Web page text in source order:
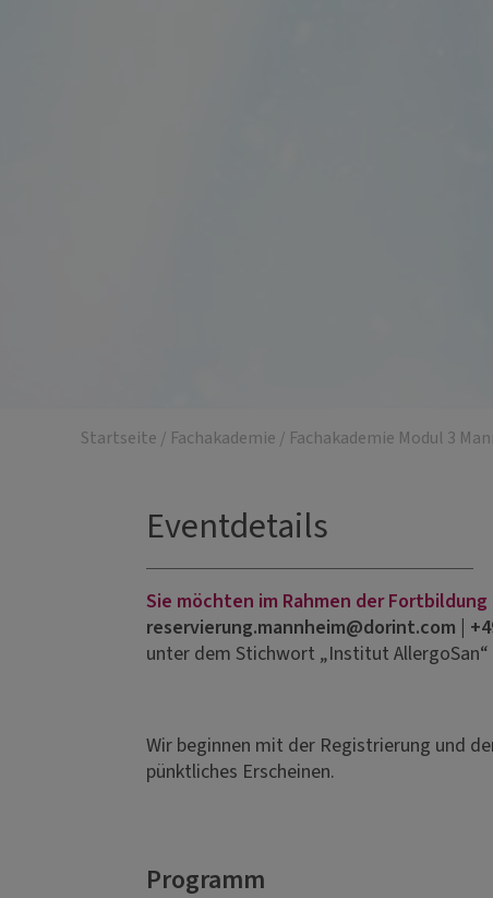
Startseite / Fachakademie / Fachakademie Modul 3
Eventdetails
Sie möchten im Rahmen der
reservierung.mannheim@dorint.com |
unter dem Stichwort „Institut
Wir beginnen mit der Registrierung und
pünktliches Erscheinen.
Programm